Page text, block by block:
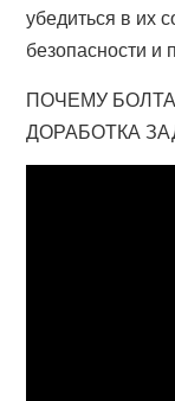
убедиться в их
безопасности
ПОЧЕМУ
ДОРАБОТКА